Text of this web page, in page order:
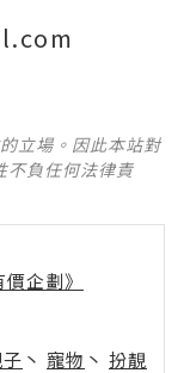
立場。因此本站對
不負任何法律責
企劃》
丶 寵物 丶 扮靚